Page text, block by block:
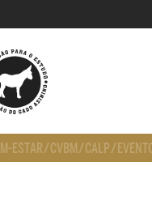
ESTAR/CVBM/CALP/